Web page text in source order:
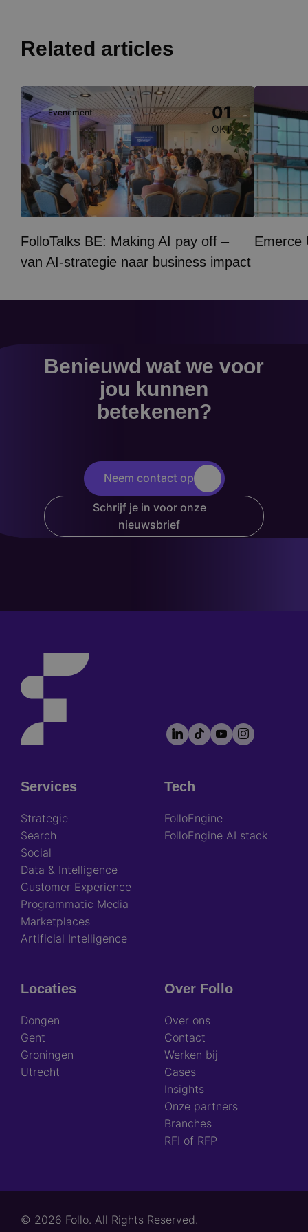
Related articles
Evenement 01
OKT
Image
FolloTalks BE: Making AI pay off –
van AI-strategie naar business impact
Emerce
Benieuwd wat we voor
jou kunnen
betekenen?
Neem contact op
Schrijf je in voor onze
nieuwsbrief
Footer
socials
LinkedIn
TikTokYouTubeInstagram
Footer
Services
Strategie
Search
Social
Data & Intelligence
Customer Experience
Programmatic Media
Marketplaces
Artificial Intelligence
Tech
FolloEngine
FolloEngine AI stack
Locaties
Dongen
Gent
Groningen
Utrecht
Over Follo
Over ons
Contact
Werken bij
Cases
Insights
Onze partners
Branches
RFI of RFP
© 2026 Follo. All Rights Reserved.